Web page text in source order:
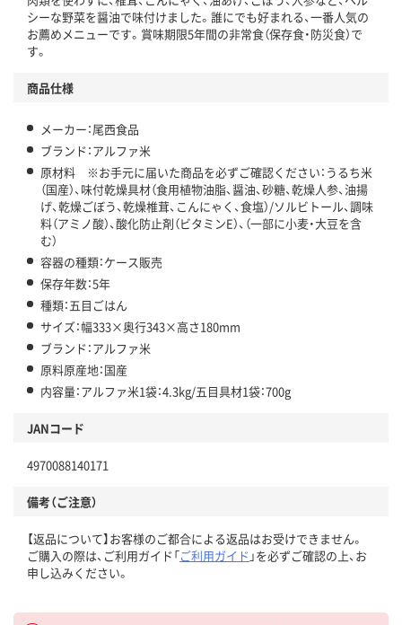
シーな野菜を醤油で味付けました。誰にでも好まれる、一番人気の
お薦めメニューです。賞味期限5年間の非常食（保存食・防災食）で
す。
商品仕様
メーカー：尾西食品
ブランド：アルファ米
原材料 ※お手元に届いた商品を必ずご確認ください：うるち米
（国産）、味付乾燥具材（食用植物油脂、醤油、砂糖、乾燥人参、油揚
げ、乾燥ごぼう、乾燥椎茸、こんにゃく、食塩）/ソルビトール、調味
料（アミノ酸）、酸化防止剤（ビタミンE）、（一部に小麦・大豆を含
む）
容器の種類：ケース販売
保存年数：5年
種類：五目ごはん
サイズ：幅333×奥行343×高さ180mm
ブランド：アルファ米
原料原産地：国産
内容量：アルファ米1袋：4.3kg/五目具材1袋：700g
JANコード
4970088140171
備考（ご注意）
【返品について】お客様のご都合による返品はお受けできません。
ご購入の際は、ご利用ガイド「ご利用ガイド 」を必ずご確認の上、お
申し込みください。